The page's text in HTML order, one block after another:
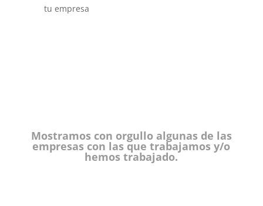
tu empresa
Mostramos con orgullo algunas de las
empresas con las que trabajamos y/o
hemos trabajado.